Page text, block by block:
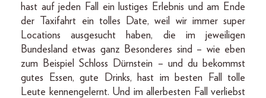
hast auf jeden Fall ein lustiges Erlebnis und am Ende
der Taxifahrt ein tolles Date, weil wir immer super
Locations ausgesucht haben, die im jeweiligen
Bundesland etwas ganz Besonderes sind – wie eben
zum Beispiel Schloss Dürnstein – und du bekommst
gutes Essen, gute Drinks, hast im besten Fall tolle
Leute kennengelernt. Und im allerbesten Fall verliebst